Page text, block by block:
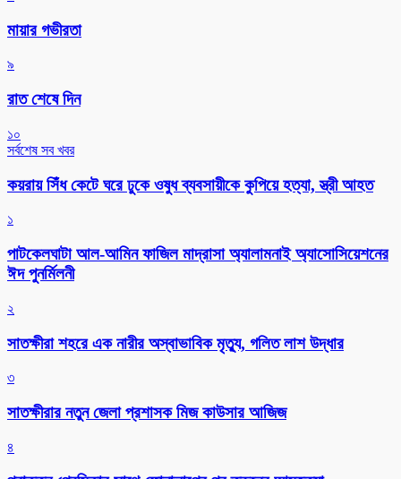
মায়ার গভীরতা
৯
রাত শেষে দিন
১০
সর্বশেষ সব খবর
কয়রায় সিঁধ কেটে ঘরে ঢুকে ওষুধ ব্যবসায়ীকে কুপিয়ে হত্যা, স্ত্রী আহত
১
পাটকেলঘাটা আল-আমিন ফাজিল মাদ্রাসা অ্যালামনাই অ্যাসোসিয়েশনের
ঈদ পুনর্মিলনী
২
সাতক্ষীরা শহরে এক নারীর অস্বাভাবিক মৃত্যু, গলিত লাশ উদ্ধার
৩
সাতক্ষীরার নতুন জেলা প্রশাসক মিজ কাউসার আজিজ
৪